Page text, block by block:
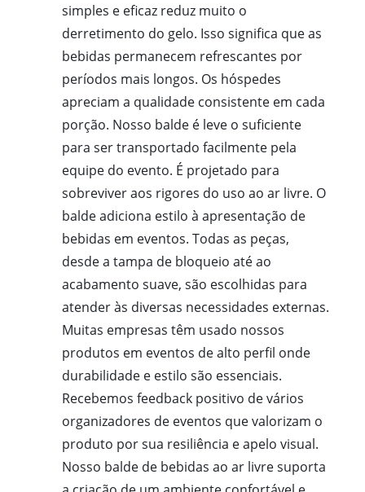
simples e eficaz reduz muito o
derretimento do gelo. Isso significa que as
bebidas permanecem refrescantes por
períodos mais longos. Os hóspedes
apreciam a qualidade consistente em cada
porção. Nosso balde é leve o suficiente
para ser transportado facilmente pela
equipe do evento. É projetado para
sobreviver aos rigores do uso ao ar livre. O
balde adiciona estilo à apresentação de
bebidas em eventos. Todas as peças,
desde a tampa de bloqueio até ao
acabamento suave, são escolhidas para
atender às diversas necessidades externas.
Muitas empresas têm usado nossos
produtos em eventos de alto perfil onde
durabilidade e estilo são essenciais.
Recebemos feedback positivo de vários
organizadores de eventos que valorizam o
produto por sua resiliência e apelo visual.
Nosso balde de bebidas ao ar livre suporta